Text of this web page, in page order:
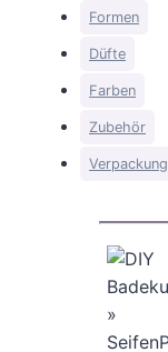
Formen
Düfte
Farben
Zubehör
Verpackung